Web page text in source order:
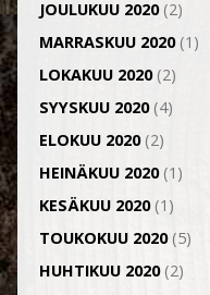
JOULUKUU 2020(2)
MARRASKUU 2020(1)
LOKAKUU 2020(2)
SYYSKUU 2020(4)
ELOKUU 2020(2)
HEINÄKUU 2020(1)
KESÄKUU 2020(1)
TOUKOKUU 2020(5)
HUHTIKUU 2020(2)